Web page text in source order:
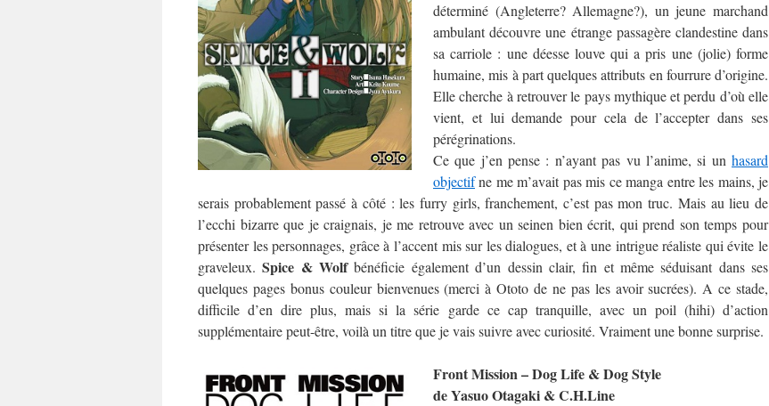
déterminé (Angleterre? Allemagne?), un jeune marchand
ambulant découvre une étrange passagère clandestine dans
sa carriole : une déesse louve qui a pris une (jolie) forme
humaine, mis à part quelques attributs en fourrure d’origine.
Elle cherche à retrouver le pays mythique et perdu d’où elle
vient, et lui demande pour cela de l’accepter dans ses
pérégrinations.
Ce que j’en pense : n’ayant pas vu l’anime, si un hasard
objectifne me m’avait pas mis ce manga entre les mains, je
serais probablement passé à côté : les furry girls, franchement, c’est pas mon truc. Mais au lieu de
l’ecchi bizarre que je craignais, je me retrouve avec un seinen bien écrit, qui prend son temps pour
présenter les personnages, grâce à l’accent mis sur les dialogues, et à une intrigue réaliste qui évite le
graveleux.Spice & Wolfbénéficie également d’un dessin clair, fin et même séduisant dans ses
quelques pages bonus couleur bienvenues (merci à Ototo de ne pas les avoir sucrées). A ce stade,
difficile d’en dire plus, mais si la série garde ce cap tranquille, avec un poil (hihi) d’action
supplémentaire peut-être, voilà un titre que je vais suivre avec curiosité. Vraiment une bonne surprise.
Front Mission – Dog Life & Dog Style
de Yasuo Otagaki & C.H.Line